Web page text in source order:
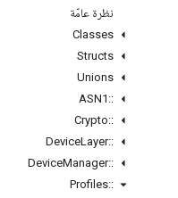
نظرة عامّة
Classes
Structs
Unions
::
ASN1
::
Crypto
::
DeviceLayer
::
DeviceManager
::
Profiles